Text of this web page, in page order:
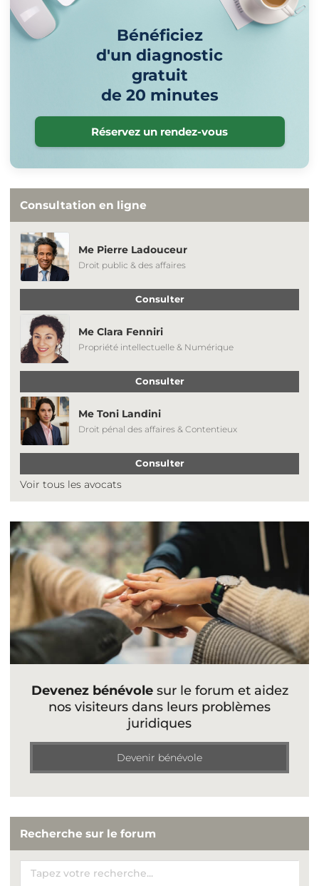
Bénéficiez
d'un diagnostic
gratuit
de 20 minutes
Réservez un rendez-vous
Consultation en ligne
Me Pierre Ladouceur
Droit public & des affaires
Consulter
Me Clara Fenniri
Propriété intellectuelle & Numérique
Consulter
Me Toni Landini
Droit pénal des affaires & Contentieux
Consulter
Voir tous les avocats
Devenez bénévolesur le forum et aidez
nos visiteurs dans leurs problèmes
juridiques
Devenir bénévole
Recherche sur le forum